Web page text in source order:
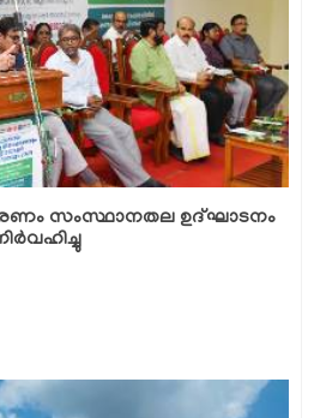
സംസ്ഥാനതല ഉദ്‌ഘാടനം